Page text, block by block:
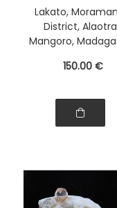
Lakato,
District,
Mangoro,
150.00 €